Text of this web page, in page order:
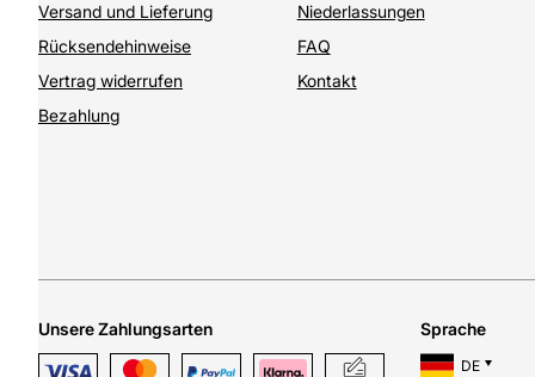
Versand und Lieferung
Rücksendehinweise
Vertrag widerrufen
Bezahlung
Niederlassungen
FAQ
Kontakt
Unsere Zahlungsarten Sprache
DE